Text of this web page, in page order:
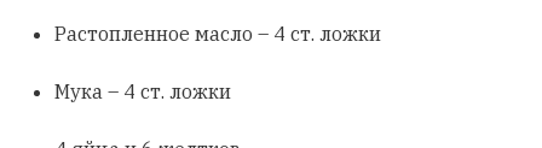
Растопленное масло – 4 ст. ложки
Мука – 4 ст. ложки